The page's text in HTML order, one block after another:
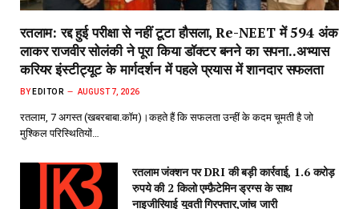
रतलाम: रद्द हुई परीक्षा से नहीं टूटा हौसला, Re-NEET में 594 अंक
लाकर राजवीर सोलंकी ने पूरा किया डॉक्टर बनने का सपना..अभ्यास
करियर इंस्टीट्यूट के मार्गदर्शन में पहले प्रयास में शानदार सफलता
BY EDITOR AUGUST 7, 2026
रतलाम, 7 अगस्त (खबरबाबा.कॉम)।कहते हैं कि सफलता उन्हीं के कदम चूमती है जो
मुश्किल परिस्थितियों…
रतलाम जंक्शन पर DRI की बड़ी कार्रवाई, 1.6 करोड़
रुपये की 2 किलो एम्फ़ैटेमिन ड्रग्स के साथ
नाइजीरियाई युवती गिरफ्तार,जांच जारी